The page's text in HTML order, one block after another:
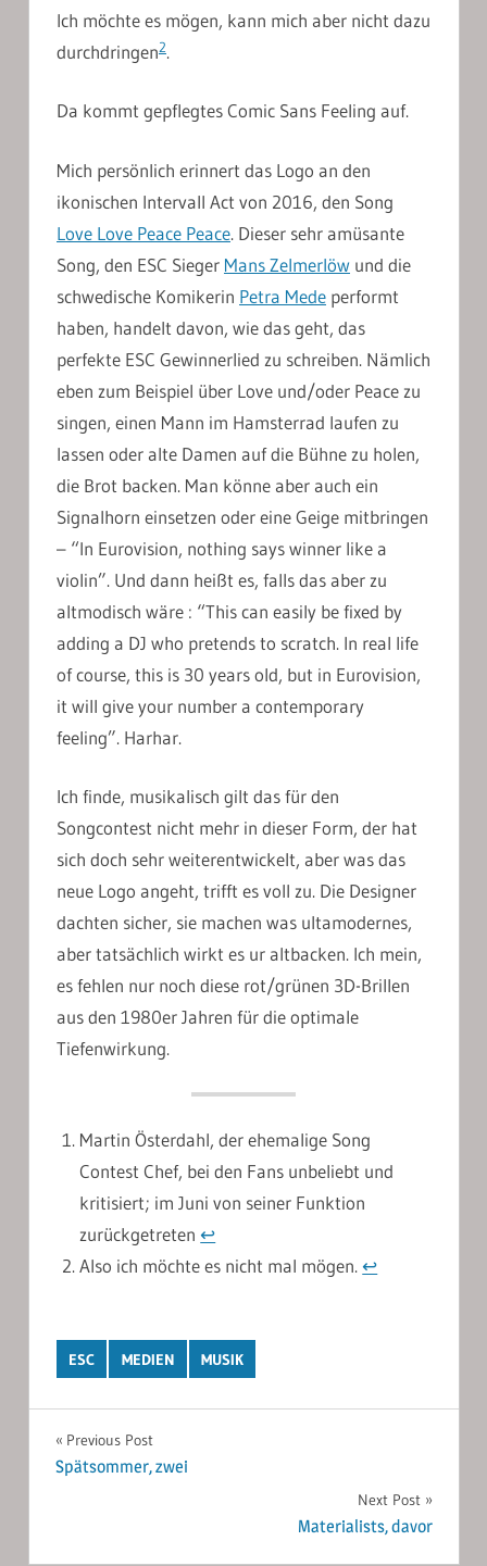
Ich möchte es mögen, kann mich aber nicht dazu
durchdringen2.
Da kommt gepflegtes Comic Sans Feeling auf.
Mich persönlich erinnert das Logo an den
ikonischen Intervall Act von 2016, den Song
Love Love Peace Peace. Dieser sehr amüsante
Song, den ESC Sieger Mans Zelmerlöw und die
schwedische Komikerin Petra Mede performt
haben, handelt davon, wie das geht, das
perfekte ESC Gewinnerlied zu schreiben. Nämlich
eben zum Beispiel über Love und/oder Peace zu
singen, einen Mann im Hamsterrad laufen zu
lassen oder alte Damen auf die Bühne zu holen,
die Brot backen. Man könne aber auch ein
Signalhorn einsetzen oder eine Geige mitbringen
– “In Eurovision, nothing says winner like a
violin”. Und dann heißt es, falls das aber zu
altmodisch wäre : “This can easily be fixed by
adding a DJ who pretends to scratch. In real life
of course, this is 30 years old, but in Eurovision,
it will give your number a contemporary
feeling”. Harhar.
Ich finde, musikalisch gilt das für den
Songcontest nicht mehr in dieser Form, der hat
sich doch sehr weiterentwickelt, aber was das
neue Logo angeht, trifft es voll zu. Die Designer
dachten sicher, sie machen was ultamodernes,
aber tatsächlich wirkt es ur altbacken. Ich mein,
es fehlen nur noch diese rot/grünen 3D-Brillen
aus den 1980er Jahren für die optimale
Tiefenwirkung.
Martin Österdahl, der ehemalige Song
Contest Chef, bei den Fans unbeliebt und
kritisiert; im Juni von seiner Funktion
zurückgetreten↩︎
Also ich möchte es nicht mal mögen.↩︎
ESC MEDIEN MUSIK
Post
navigation
Previous Post
Spätsommer, zwei
Next Post
Materialists, davor